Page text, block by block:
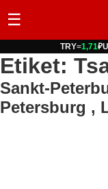
☰
TRY=1,71₽
Etiket:
Sankt-
Petersburg ,